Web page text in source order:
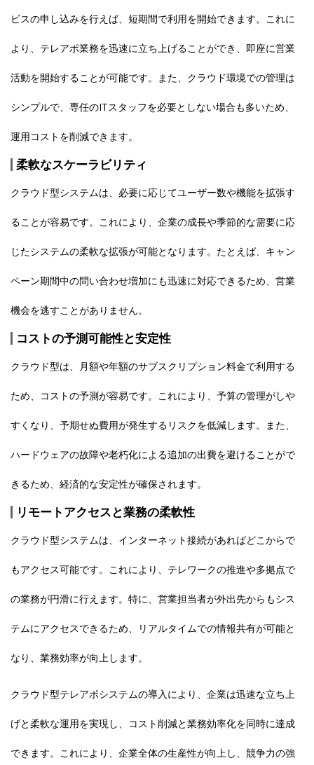
ビスの申し込みを行えば、短期間で利用を開始できます。これに
より、テレアポ業務を迅速に立ち上げることができ、即座に営業
活動を開始することが可能です。また、クラウド環境での管理は
シンプルで、専任のITスタッフを必要としない場合も多いため、
運用コストを削減できます。
柔軟なスケーラビリティ
クラウド型システムは、必要に応じてユーザー数や機能を拡張す
ることが容易です。これにより、企業の成長や季節的な需要に応
じたシステムの柔軟な拡張が可能となります。たとえば、キャン
ペーン期間中の問い合わせ増加にも迅速に対応できるため、営業
機会を逃すことがありません。
コストの予測可能性と安定性
クラウド型は、月額や年額のサブスクリプション料金で利用する
ため、コストの予測が容易です。これにより、予算の管理がしや
すくなり、予期せぬ費用が発生するリスクを低減します。また、
ハードウェアの故障や老朽化による追加の出費を避けることがで
きるため、経済的な安定性が確保されます。
リモートアクセスと業務の柔軟性
クラウド型システムは、インターネット接続があればどこからで
もアクセス可能です。これにより、テレワークの推進や多拠点で
の業務が円滑に行えます。特に、営業担当者が外出先からもシス
テムにアクセスできるため、リアルタイムでの情報共有が可能と
なり、業務効率が向上します。
クラウド型テレアポシステムの導入により、企業は迅速な立ち上
げと柔軟な運用を実現し、コスト削減と業務効率化を同時に達成
できます。これにより、企業全体の生産性が向上し、競争力の強